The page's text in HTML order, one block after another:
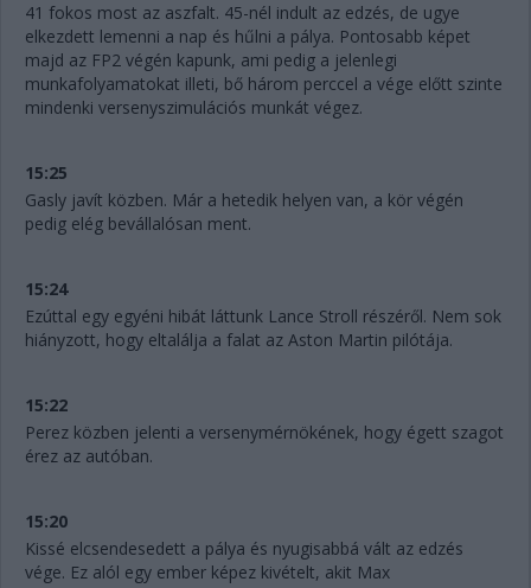
41 fokos most az aszfalt. 45-nél indult az edzés, de ugye
elkezdett lemenni a nap és hűlni a pálya. Pontosabb képet
majd az FP2 végén kapunk, ami pedig a jelenlegi
munkafolyamatokat illeti, bő három perccel a vége előtt szinte
mindenki versenyszimulációs munkát végez.
15:25
Gasly javít közben. Már a hetedik helyen van, a kör végén
pedig elég bevállalósan ment.
15:24
Ezúttal egy egyéni hibát láttunk Lance Stroll részéről. Nem sok
hiányzott, hogy eltalálja a falat az Aston Martin pilótája.
15:22
Perez közben jelenti a versenymérnökének, hogy égett szagot
érez az autóban.
15:20
Kissé elcsendesedett a pálya és nyugisabbá vált az edzés
vége. Ez alól egy ember képez kivételt, akit Max